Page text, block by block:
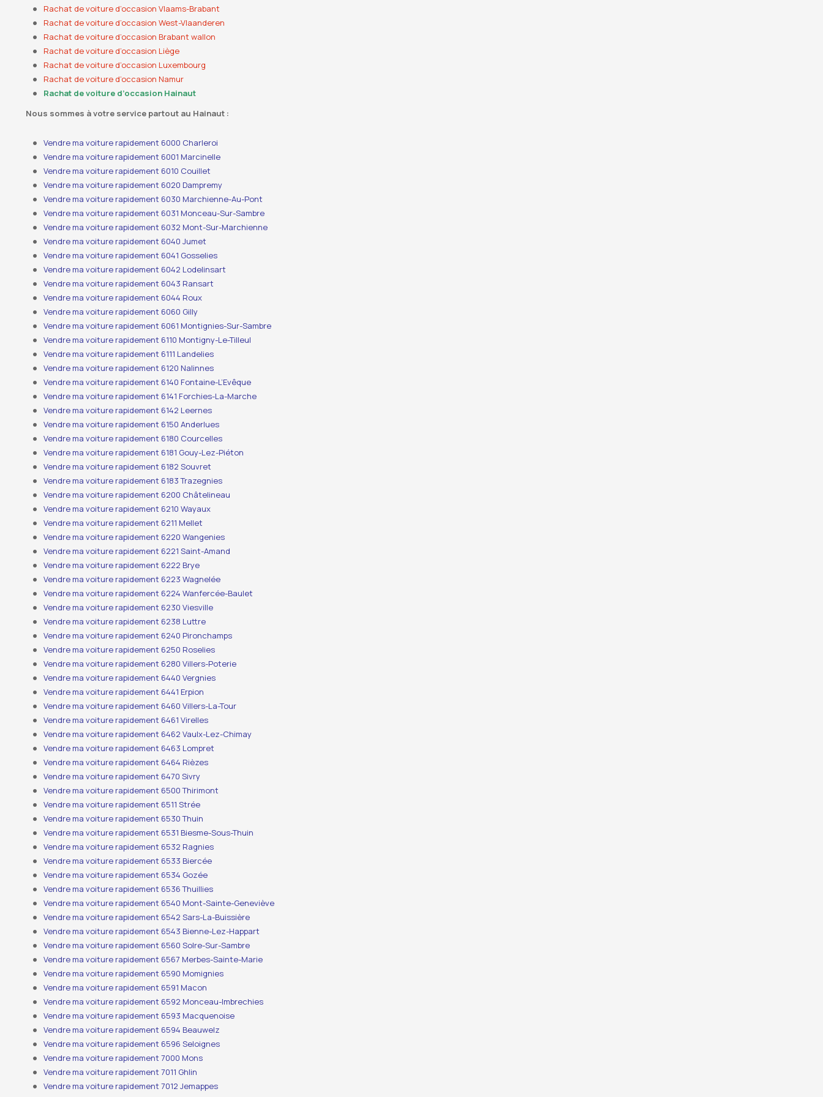
Rachat de voiture d’occasion Vlaams-Brabant
Rachat de voiture d’occasion West-Vlaanderen
Rachat de voiture d’occasion Brabant wallon
Rachat de voiture d’occasion Liège
Rachat de voiture d’occasion Luxembourg
Rachat de voiture d’occasion Namur
Rachat de voiture d’occasion Hainaut
Nous sommes à votre service partout au Hainaut :
Vendre ma voiture rapidement 6000 Charleroi
Vendre ma voiture rapidement 6001 Marcinelle
Vendre ma voiture rapidement 6010 Couillet
Vendre ma voiture rapidement 6020 Dampremy
Vendre ma voiture rapidement 6030 Marchienne-Au-Pont
Vendre ma voiture rapidement 6031 Monceau-Sur-Sambre
Vendre ma voiture rapidement 6032 Mont-Sur-Marchienne
Vendre ma voiture rapidement 6040 Jumet
Vendre ma voiture rapidement 6041 Gosselies
Vendre ma voiture rapidement 6042 Lodelinsart
Vendre ma voiture rapidement 6043 Ransart
Vendre ma voiture rapidement 6044 Roux
Vendre ma voiture rapidement 6060 Gilly
Vendre ma voiture rapidement 6061 Montignies-Sur-Sambre
Vendre ma voiture rapidement 6110 Montigny-Le-Tilleul
Vendre ma voiture rapidement 6111 Landelies
Vendre ma voiture rapidement 6120 Nalinnes
Vendre ma voiture rapidement 6140 Fontaine-L’Evêque
Vendre ma voiture rapidement 6141 Forchies-La-Marche
Vendre ma voiture rapidement 6142 Leernes
Vendre ma voiture rapidement 6150 Anderlues
Vendre ma voiture rapidement 6180 Courcelles
Vendre ma voiture rapidement 6181 Gouy-Lez-Piéton
Vendre ma voiture rapidement 6182 Souvret
Vendre ma voiture rapidement 6183 Trazegnies
Vendre ma voiture rapidement 6200 Châtelineau
Vendre ma voiture rapidement 6210 Wayaux
Vendre ma voiture rapidement 6211 Mellet
Vendre ma voiture rapidement 6220 Wangenies
Vendre ma voiture rapidement 6221 Saint-Amand
Vendre ma voiture rapidement 6222 Brye
Vendre ma voiture rapidement 6223 Wagnelée
Vendre ma voiture rapidement 6224 Wanfercée-Baulet
Vendre ma voiture rapidement 6230 Viesville
Vendre ma voiture rapidement 6238 Luttre
Vendre ma voiture rapidement 6240 Pironchamps
Vendre ma voiture rapidement 6250 Roselies
Vendre ma voiture rapidement 6280 Villers-Poterie
Vendre ma voiture rapidement 6440 Vergnies
Vendre ma voiture rapidement 6441 Erpion
Vendre ma voiture rapidement 6460 Villers-La-Tour
Vendre ma voiture rapidement 6461 Virelles
Vendre ma voiture rapidement 6462 Vaulx-Lez-Chimay
Vendre ma voiture rapidement 6463 Lompret
Vendre ma voiture rapidement 6464 Rièzes
Vendre ma voiture rapidement 6470 Sivry
Vendre ma voiture rapidement 6500 Thirimont
Vendre ma voiture rapidement 6511 Strée
Vendre ma voiture rapidement 6530 Thuin
Vendre ma voiture rapidement 6531 Biesme-Sous-Thuin
Vendre ma voiture rapidement 6532 Ragnies
Vendre ma voiture rapidement 6533 Biercée
Vendre ma voiture rapidement 6534 Gozée
Vendre ma voiture rapidement 6536 Thuillies
Vendre ma voiture rapidement 6540 Mont-Sainte-Geneviève
Vendre ma voiture rapidement 6542 Sars-La-Buissière
Vendre ma voiture rapidement 6543 Bienne-Lez-Happart
Vendre ma voiture rapidement 6560 Solre-Sur-Sambre
Vendre ma voiture rapidement 6567 Merbes-Sainte-Marie
Vendre ma voiture rapidement 6590 Momignies
Vendre ma voiture rapidement 6591 Macon
Vendre ma voiture rapidement 6592 Monceau-Imbrechies
Vendre ma voiture rapidement 6593 Macquenoise
Vendre ma voiture rapidement 6594 Beauwelz
Vendre ma voiture rapidement 6596 Seloignes
Vendre ma voiture rapidement 7000 Mons
Vendre ma voiture rapidement 7011 Ghlin
Vendre ma voiture rapidement 7012 Jemappes